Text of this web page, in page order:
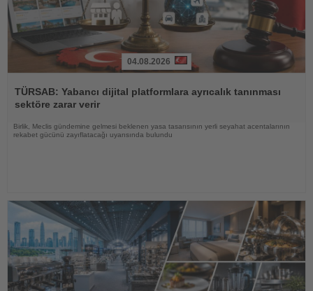
Oku
04.08.2026
TÜRSAB: Yabancı dijital platformlara ayrıcalık tanınması
sektöre zarar verir
Birlik, Meclis gündemine gelmesi beklenen yasa tasarısının yerli seyahat acentalarının
rekabet gücünü zayıflatacağı uyarısında bulundu